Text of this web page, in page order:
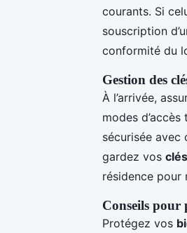
courants. Si
souscription
conformité du
Gestion des
À l’arrivée,
modes
sécurisée avec
gardez vos clés
résidence pour
Conseils pour
Protégez vos